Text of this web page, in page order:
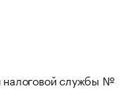
налоговой службы №